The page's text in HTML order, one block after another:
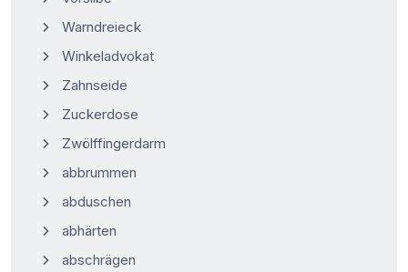
Warndreieck
Winkeladvokat
Zahnseide
Zuckerdose
Zwölffingerdarm
abbrummen
abduschen
abhärten
abschrägen